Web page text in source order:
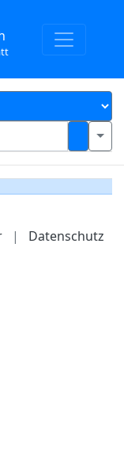
| Datenschutz